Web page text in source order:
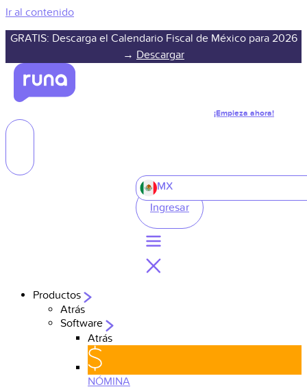
Ir al contenido
GRATIS: Descarga el Calendario Fiscal de México para 2026
→ Descargar
¡Empieza ahora!
MX
Ingresar
Productos
Atrás
Software
Atrás
NÓMINA